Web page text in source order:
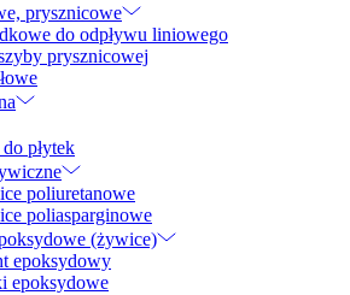
prysznicowe
do odpływu liniowego
prysznicowej
płytek
poliuretanowe
poliasparginowe
(żywice)
epoksydowy
epoksydowe